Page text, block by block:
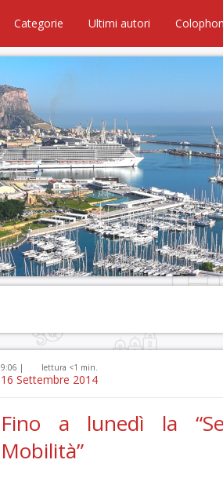
Categorie Ultimi autori Colophon
9:06 | lettura <1 min.
16 Settembre 2014
Fino a lunedì la
Mobilità”